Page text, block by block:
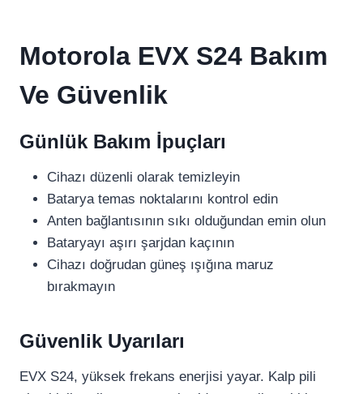
Motorola EVX S24 Bakım
Ve Güvenlik
Günlük Bakım İpuçları
Cihazı düzenli olarak temizleyin
Batarya temas noktalarını kontrol edin
Anten bağlantısının sıkı olduğundan emin olun
Bataryayı aşırı şarjdan kaçının
Cihazı doğrudan güneş ışığına maruz
bırakmayın
Güvenlik Uyarıları
EVX S24, yüksek frekans enerjisi yayar. Kalp pili